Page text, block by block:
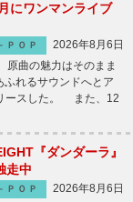
にワンマンライブ
ＰＯＰ
2026年8月6日
曲の魅力はそのまま
ふれるサウンドへとア
ースした。 また、12
『ダンダーラ』
走中
ＰＯＰ
2026年8月6日